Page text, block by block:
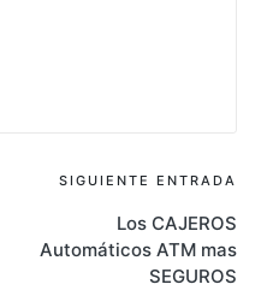
SIGUIENTE ENTRADA
Los CAJEROS
Automáticos ATM mas
SEGUROS